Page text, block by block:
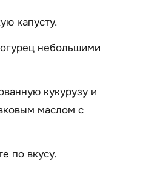
капусту.
небольшими
кукурузу и
маслом с
по вкусу.